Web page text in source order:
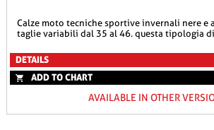
calze moto tecniche sportive invernali nere e arancioni xtech
taglie variabili dal 35 al 46. questa tipologia di
DETAILS
ADD TO CHART
AVAILABLE IN OTHER